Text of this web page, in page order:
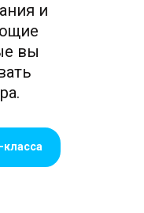
и
вы